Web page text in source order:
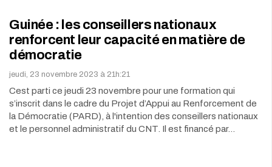
Guinée : les conseillers nationaux
renforcent leur capacité en matière de
démocratie
jeudi, 23 novembre 2023 à 21h:21
Cest parti ce jeudi 23 novembre pour une formation qui
s’inscrit dans le cadre du Projet d’Appui au Renforcement de
la Démocratie (PARD), à l'intention des conseillers nationaux
et le personnel administratif du CNT. Il est financé par…